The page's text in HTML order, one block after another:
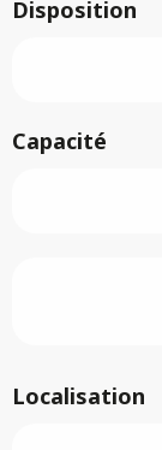
Disposition
Capacité
Localisation